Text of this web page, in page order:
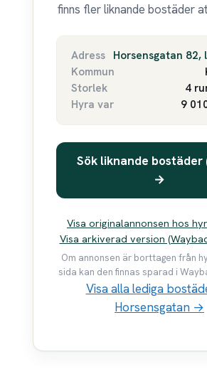
finns fler liknande bostäder
Adress Horsensgatan 82,
Kommun
Storlek
4
Hyra var
9
Sök liknande bostäder
→
Visa originalannonsen hos
Visa arkiverad version
Om annonsen är borttagen från
sida kan den finnas sparad i
Visa alla lediga
Horsensgatan →